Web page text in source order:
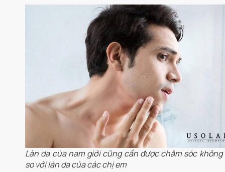
Làn da của nam giới cũng cần được chăm sóc không
so với làn da của các chị em